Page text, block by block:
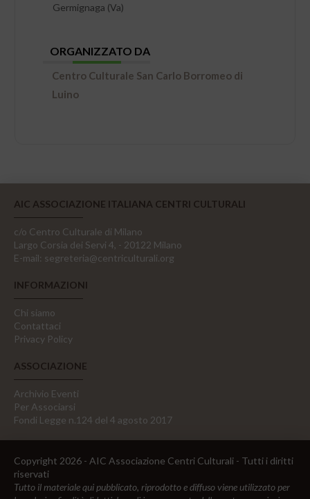
Germignaga (Va)
ORGANIZZATO DA
Centro Culturale San Carlo Borromeo di
Luino
AIC ASSOCIAZIONE ITALIANA CENTRI CULTURALI
c/o Centro Culturale di Milano
Largo Corsia dei Servi 4, - 20122 Milano
E-mail: segreteria@centriculturali.org
INFORMAZIONI
Chi siamo
Contattaci
Privacy Policy
ASSOCIAZIONE
Archivio Eventi
Per Associarsi
Fondi Legge n.124 del 4 agosto 2017
Copyright 2026 - AIC Associazione Centri Culturali - Tutti i diritti
riservati
Tutto il materiale qui pubblicato, riprodotto e diffuso viene utilizzato per